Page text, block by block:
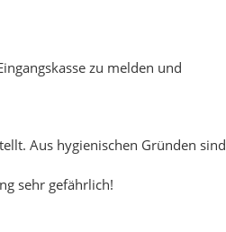
zu melden und
Aus hygienischen Gründen sind
sehr gefährlich!